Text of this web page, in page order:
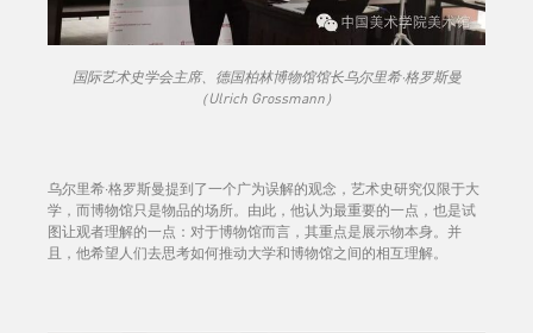
国际艺术史学会主席、德国柏林博物馆馆长乌尔里希·格罗斯曼
（Ulrich Grossmann）
乌尔里希·格罗斯曼提到了一个广为误解的观念，艺术史研究仅限于大
学，而博物馆只是物品的场所。由此，他认为最重要的一点，也是试
图让观者理解的一点：对于博物馆而言，其重点是展示物本身。并
且，他希望人们去思考如何推动大学和博物馆之间的相互理解。